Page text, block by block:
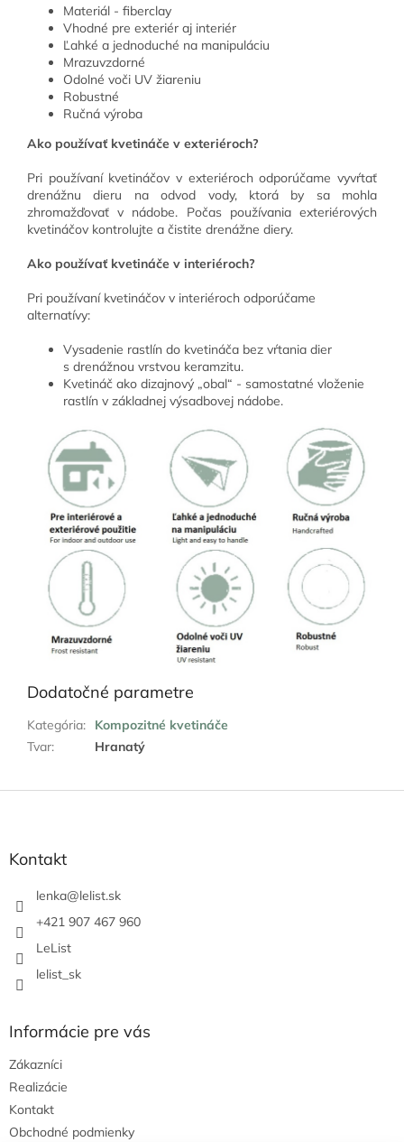
Materiál - fiberclay
Vhodné pre exteriér aj interiér
Ľahké a jednoduché na manipuláciu
Mrazuvzdorné
Odolné voči UV žiareniu
Robustné
Ručná výroba
Ako používať kvetináče v exteriéroch?
Pri používaní kvetináčov v exteriéroch odporúčame vyvŕtať
drenážnu dieru na odvod vody, ktorá by sa mohla
zhromažďovať v nádobe. Počas používania exteriérových
kvetináčov kontrolujte a čistite drenážne diery.
Ako používať kvetináče v interiéroch?
Pri používaní kvetináčov v interiéroch odporúčame
alternatívy:
Vysadenie rastlín do kvetináča bez vŕtania dier
s drenážnou vrstvou keramzitu.
Kvetináč ako dizajnový „obal“ - samostatné vloženie
rastlín v základnej výsadbovej nádobe.
Dodatočné parametre
Kategória:
Kompozitné kvetináče
Tvar: Hranatý
Kontakt
lenka@lelist.sk
+421 907 467 960
LeList
lelist_sk
Informácie pre vás
Zákazníci
Realizácie
Kontakt
Obchodné podmienky